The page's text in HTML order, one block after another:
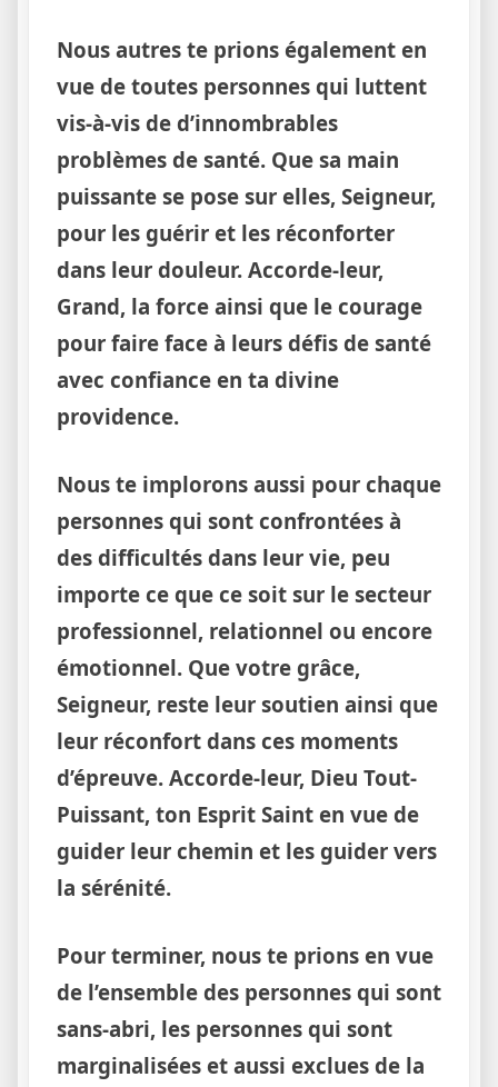
Nous autres te prions également en
vue de toutes personnes qui luttent
vis-à-vis de d’innombrables
problèmes de santé. Que sa main
puissante se pose sur elles, Seigneur,
pour les guérir et les réconforter
dans leur douleur. Accorde-leur,
Grand, la force ainsi que le courage
pour faire face à leurs défis de santé
avec confiance en ta divine
providence.
Nous te implorons aussi pour chaque
personnes qui sont confrontées à
des difficultés dans leur vie, peu
importe ce que ce soit sur le secteur
professionnel, relationnel ou encore
émotionnel. Que votre grâce,
Seigneur, reste leur soutien ainsi que
leur réconfort dans ces moments
d’épreuve. Accorde-leur, Dieu Tout-
Puissant, ton Esprit Saint en vue de
guider leur chemin et les guider vers
la sérénité.
Pour terminer, nous te prions en vue
de l’ensemble des personnes qui sont
sans-abri, les personnes qui sont
marginalisées et aussi exclues de la